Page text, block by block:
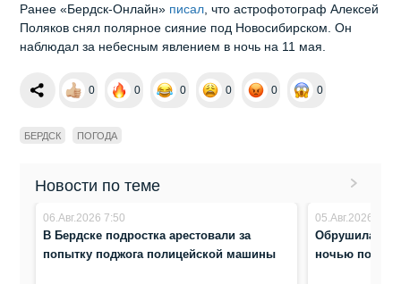
Ранее «Бердск-Онлайн» писал , что астрофотограф Алексей
Поляков снял полярное сияние под Новосибирском. Он
наблюдал за небесным явлением в ночь на 11 мая.
0 0 0 0 0 0
БЕРДСК ПОГОДА
Новости по теме
06.Авг.2026 7:50
В Бердске подростка арестовали за
попытку поджога полицейской машины
05.Авг.2026 9:22
Обрушилась
ночью